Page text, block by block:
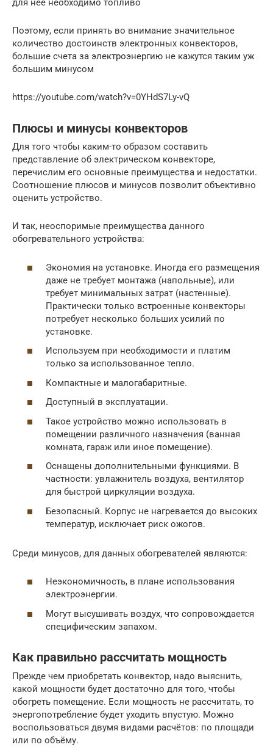
для нее необходимо топливо
Поэтому, если принять во внимание значительное
количество достоинств электронных конвекторов,
большие счета за электроэнергию не кажутся таким уж
большим минусом
https://youtube.com/watch?v=0YHdS7Ly-vQ
Плюсы и минусы конвекторов
Для того чтобы каким-то образом составить
представление об электрическом конвекторе,
перечислим его основные преимущества и недостатки.
Соотношение плюсов и минусов позволит объективно
оценить устройство.
И так, неоспоримые преимущества данного
обогревательного устройства:
Экономия на установке. Иногда его размещения
даже не требует монтажа (напольные), или
требует минимальных затрат (настенные).
Практически только встроенные конвекторы
потребует несколько больших усилий по
установке.
Используем при необходимости и платим
только за использованное тепло.
Компактные и малогабаритные.
Доступный в эксплуатации.
Такое устройство можно использовать в
помещении различного назначения (ванная
комната, гараж или иное помещение).
Оснащены дополнительными функциями. В
частности: увлажнитель воздуха, вентилятор
для быстрой циркуляции воздуха.
Безопасный. Корпус не нагревается до высоких
температур, исключает риск ожогов.
Среди минусов, для данных обогревателей являются:
Неэкономичность, в плане использования
электроэнергии.
Могут высушивать воздух, что сопровождается
специфическим запахом.
Как правильно рассчитать мощность
Прежде чем приобретать конвектор, надо выяснить,
какой мощности будет достаточно для того, чтобы
обогреть помещение. Если мощность не рассчитать, то
энергопотребление будет уходить впустую. Можно
воспользоваться двумя видами расчётов: по площади
или по объёму.